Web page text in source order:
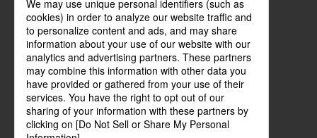
公式SNS
Facebook
YouTube
マイページ